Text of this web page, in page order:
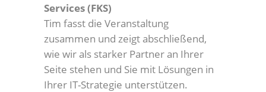
Services (FKS)
Tim fasst die Veranstaltung
zusammen und zeigt abschließend,
wie wir als starker Partner an Ihrer
Seite stehen und Sie mit Lösungen in
Ihrer IT-Strategie unterstützen.